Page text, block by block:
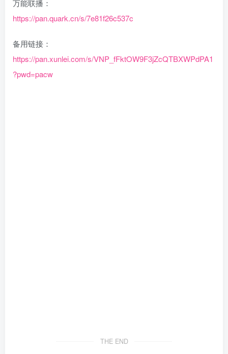
万能联播：
https://pan.quark.cn/s/7e81f26c537c
备用链接：
https://pan.xunlei.com/s/VNP_fFktOW9F3jZcQTBXWPdPA1
?pwd=pacw
THE END